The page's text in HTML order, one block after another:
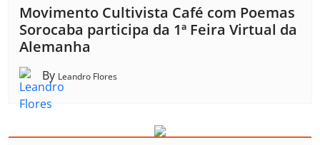
Movimento Cultivista Café com Poemas
Sorocaba participa da 1ª Feira Virtual da
Alemanha
By Leandro Flores